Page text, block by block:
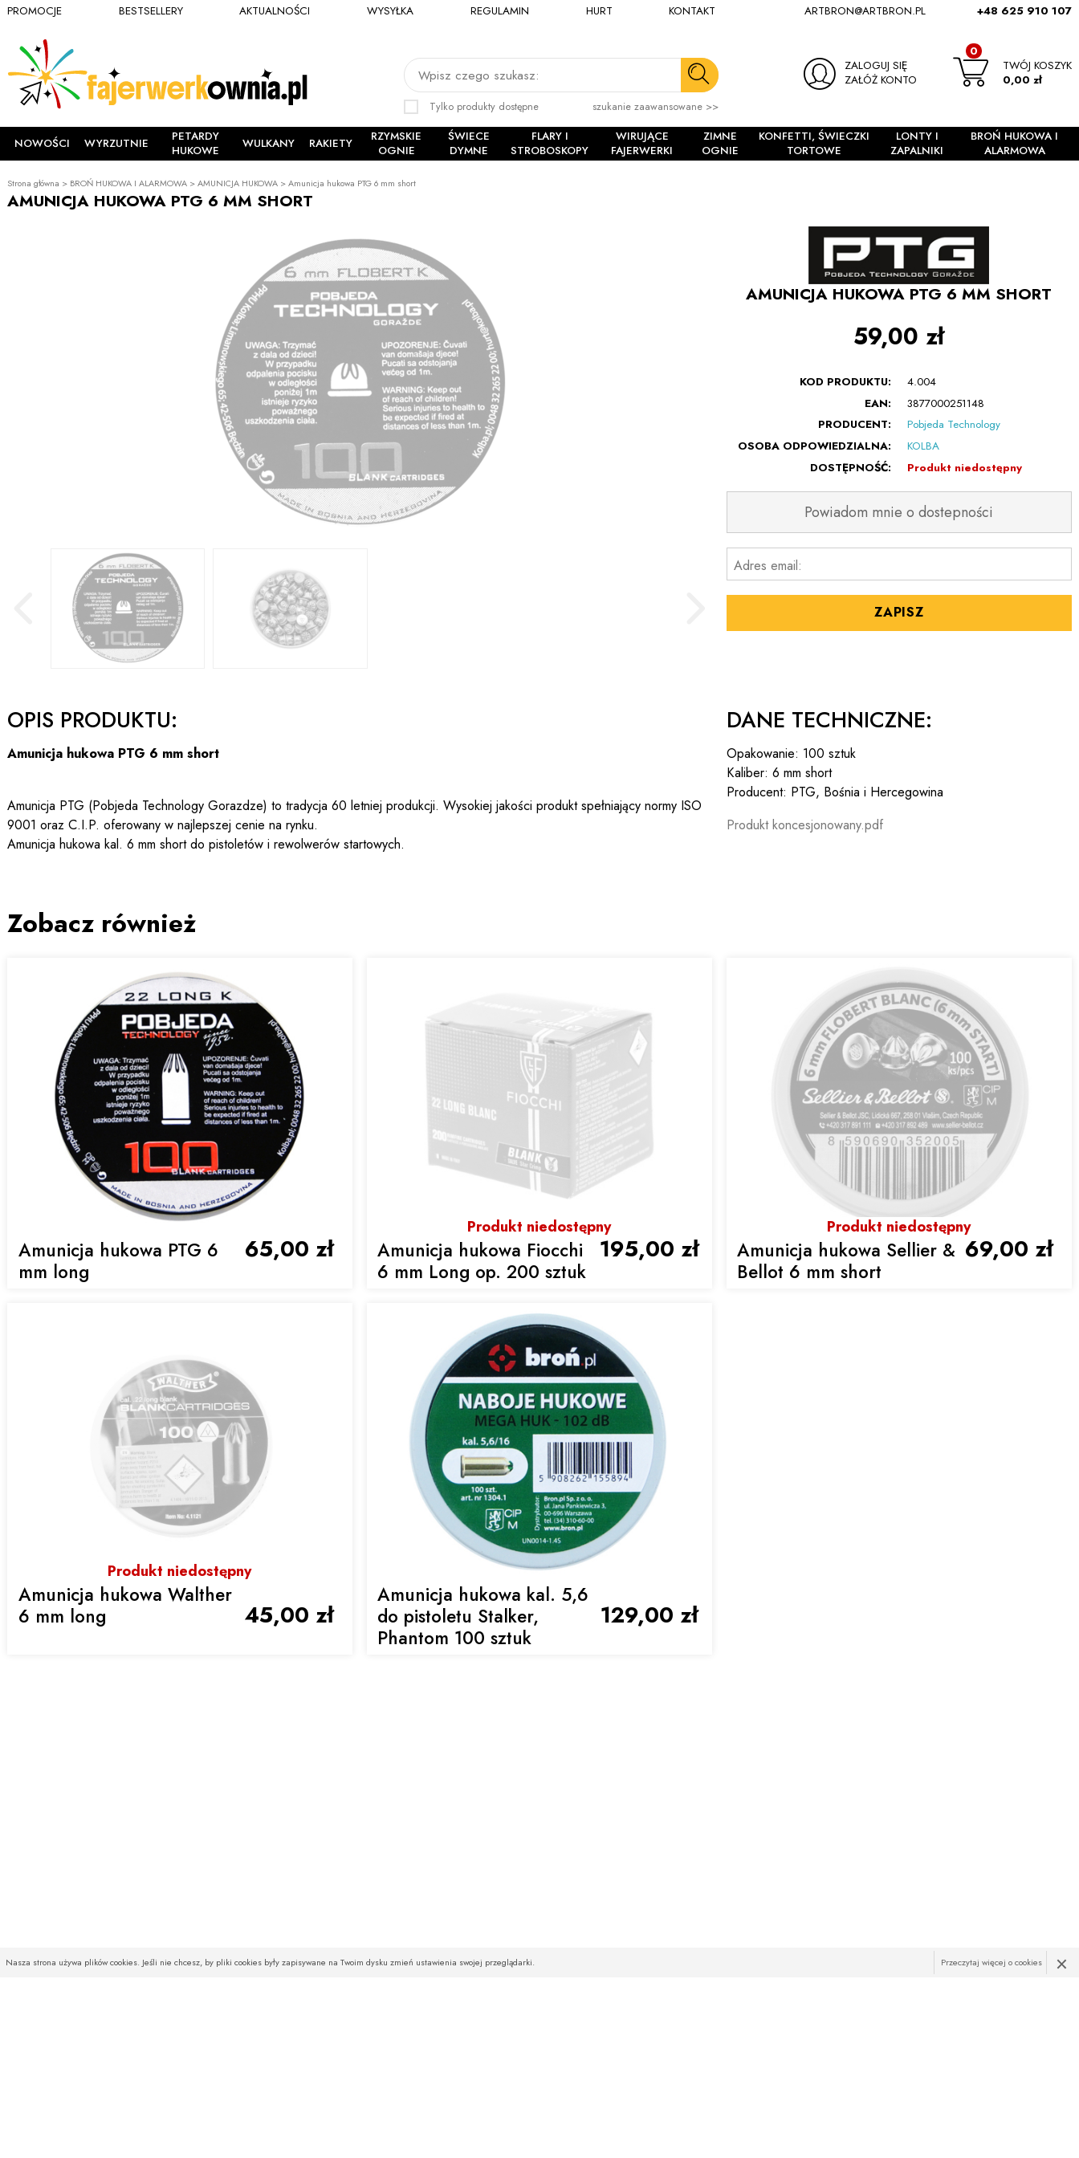
ARTBRON@ARTBRON.PL +48 625 910 107
Wpisz czego szukasz:
Tylko produkty dostępne szukanie zaawansowane >>
ZALOGUJ SIĘ
ZAŁÓŻ KONTO
TWÓJ KOSZYK
0
0,00 zł
PROMOCJE BESTSELLERY AKTUALNOŚCI WYSYŁKA REGULAMIN HURT KONTAKT
NOWOŚCI WYRZUTNIE
PETARDY
HUKOWE
WULKANY RAKIETY
RZYMSKIE
OGNIE
ŚWIECE
DYMNE
FLARY I
STROBOSKOPY
WIRUJĄCE
FAJERWERKI
ZIMNE
OGNIE
KONFETTI, ŚWIECZKI
TORTOWE
LONTY I
ZAPALNIKI
BROŃ HUKOWA I
ALARMOWA
Strona główna > BROŃ HUKOWA I ALARMOWA >AMUNICJA HUKOWA >Amunicja hukowa PTG 6 mm short
AMUNICJA HUKOWA PTG 6 MM SHORT
AMUNICJA HUKOWA PTG 6 MM SHORT
59,00 zł
KOD PRODUKTU:
4.004
EAN:
3877000251148
PRODUCENT:
Pobjeda Technology
OSOBA ODPOWIEDZIALNA:
KOLBA
DOSTĘPNOŚĆ:
Produkt niedostępny
Powiadom mnie o dostepności
Adres email:
ZAPISZ
OPIS PRODUKTU:
Amunicja hukowa PTG 6 mm short
Amunicja PTG (Pobjeda Technology Gorazdze) to tradycja 60 letniej produkcji. Wysokiej jakości produkt spełniający normy ISO
9001 oraz C.I.P. oferowany w najlepszej cenie na rynku.
Amunicja hukowa kal. 6 mm short do pistoletów i rewolwerów startowych.
DANE TECHNICZNE:
Opakowanie: 100 sztuk
Kaliber: 6 mm short
Producent: PTG, Bośnia i Hercegowina
Produkt koncesjonowany.pdf
Zobacz również
Amunicja hukowa PTG 6
mm long
65,00 zł
Produkt niedostępny
Amunicja hukowa Fiocchi
6 mm Long op. 200 sztuk
195,00 zł
Produkt niedostępny
Amunicja hukowa Sellier &
Bellot 6 mm short
69,00 zł
Produkt niedostępny
Amunicja hukowa Walther
6 mm long
45,00 zł
Amunicja hukowa kal. 5,6
do pistoletu Stalker,
Phantom 100 sztuk
129,00 zł
Nasza strona używa plików cookies. Jeśli nie chcesz, by pliki cookies były zapisywane na Twoim dysku zmień ustawienia swojej przeglądarki. ×
Przeczytaj więcej o cookies